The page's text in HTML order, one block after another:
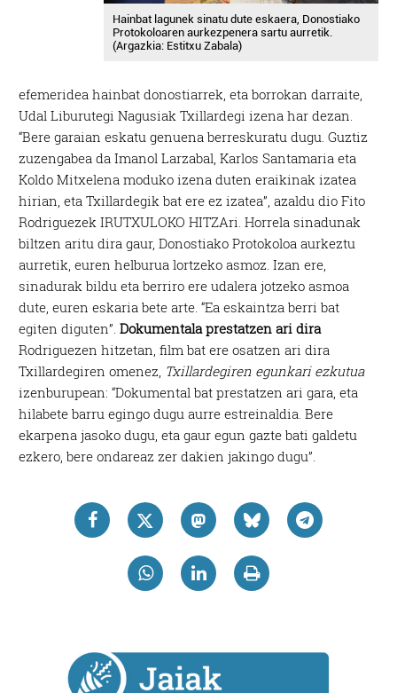
Hainbat lagunek sinatu dute eskaera, Donostiako
Protokoloaren aurkezpenera sartu aurretik.
(Argazkia: Estitxu Zabala)
efemeridea hainbat donostiarrek, eta borrokan darraite,
Udal Liburutegi Nagusiak Txillardegi izena har dezan.
“Bere garaian eskatu genuena berreskuratu dugu. Guztiz
zuzengabea da Imanol Larzabal, Karlos Santamaria eta
Koldo Mitxelena moduko izena duten eraikinak izatea
hirian, eta Txillardegik bat ere ez izatea”, azaldu dio Fito
Rodriguezek IRUTXULOKO HITZAri. Horrela sinadunak
biltzen aritu dira gaur, Donostiako Protokoloa aurkeztu
aurretik, euren helburua lortzeko asmoz. Izan ere,
sinadurak bildu eta berriro ere udalera jotzeko asmoa
dute, euren eskaria bete arte. “Ea eskaintza berri bat
egiten diguten”.Dokumentala prestatzen ari dira
Rodriguezen hitzetan, film bat ere osatzen ari dira
Txillardegiren omenez, Txillardegiren egunkari ezkutua
izenburupean: “Dokumental bat prestatzen ari gara, eta
hilabete barru egingo dugu aurre estreinaldia. Bere
ekarpena jasoko dugu, eta gaur egun gazte bati galdetu
ezkero, bere ondareaz zer dakien jakingo dugu”.